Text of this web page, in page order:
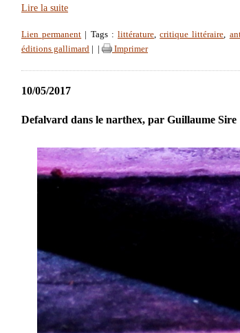
Lire la suite
Lien permanent | Tags :littérature,critique littéraire,
éditions gallimard
Imprimer
10/05/2017
Defalvard dans le narthex, par Guillaume Sire